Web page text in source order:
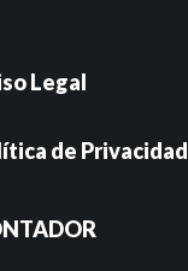
Legal
de Privacidad